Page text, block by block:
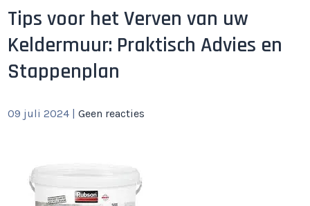
Tips voor het Verven van uw
Keldermuur: Praktisch Advies en
Stappenplan
09 juli 2024 |Geen reacties